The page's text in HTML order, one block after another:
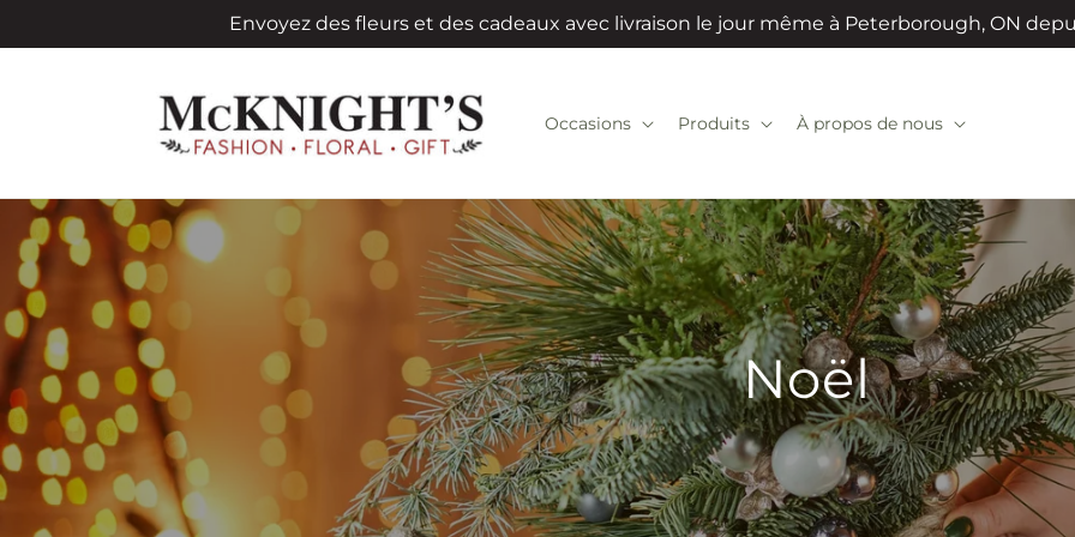
au
Envoyez des fleurs et des cadeaux avec livraison le jour même à Peterborough, ON
Occasions Produits À propos de nous
Noël